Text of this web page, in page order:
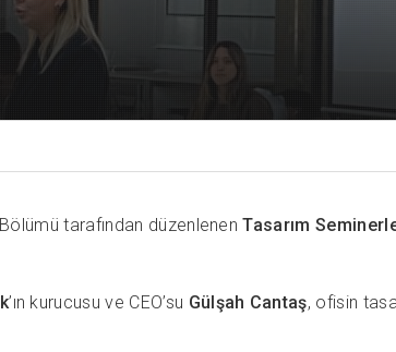
tarafından düzenlenenTasarım
’ın kurucusu ve CEO’su Gülşah Cantaş, ofisin